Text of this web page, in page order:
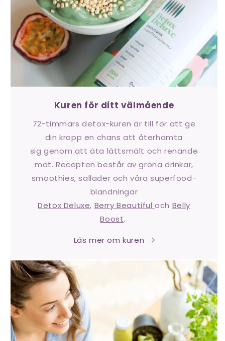
Kuren för ditt välmående
72-timmars detox-kuren är till för att ge
din kropp en chans att återhämta
sig genom att äta lättsmält och renande
mat. Recepten består av gröna drinkar,
smoothies, sallader och våra superfood-
blandningar
Detox Deluxe, Berry Beautifuloch Belly
Boost.
Läs mer om kuren